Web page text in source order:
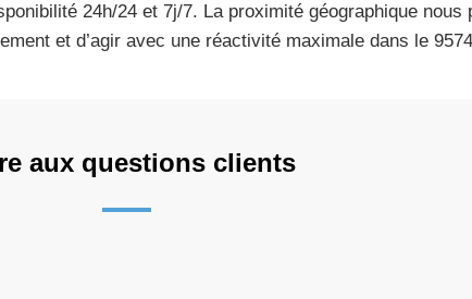
24h/24 et 7j/7. La proximité géographique
et d’agir avec une réactivité maximale dans le
aux questions clients